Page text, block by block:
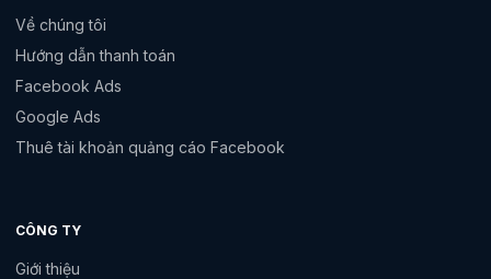
Về chúng tôi
Hướng dẫn thanh toán
Facebook Ads
Google Ads
Thuê tài khoản quảng cáo Facebook
CÔNG TY
Giới thiệu